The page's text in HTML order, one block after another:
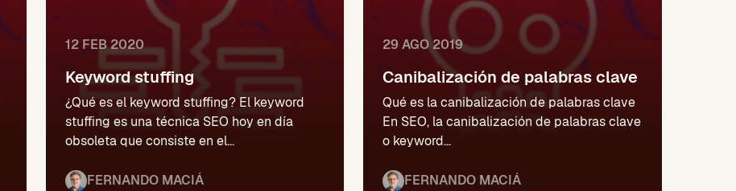
12 FEB 2020
Keyword stuffing
¿Qué es el keyword stuffing? El keyword
stuffing es una técnica SEO hoy en día
obsoleta que consiste en el...
FERNANDO MACIÁ
29 AGO 2019
Canibalización de palabras clave
Qué es la canibalización de palabras clave
En SEO, la canibalización de palabras clave
o keyword...
FERNANDO MACIÁ